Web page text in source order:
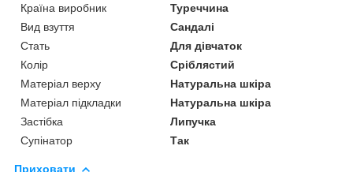
Країна виробник
Туреччина
Вид взуття
Сандалі
Стать
Для дівчаток
Колір
Сріблястий
Матеріал верху
Натуральна шкіра
Матеріал підкладки
Натуральна шкіра
Застібка
Липучка
Супінатор
Так
Приховати